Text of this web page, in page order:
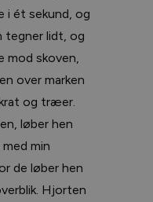
i ét sekund, og
tegner lidt, og
mod skoven,
over marken
og træer.
løber hen
min
de løber hen
Hjorten